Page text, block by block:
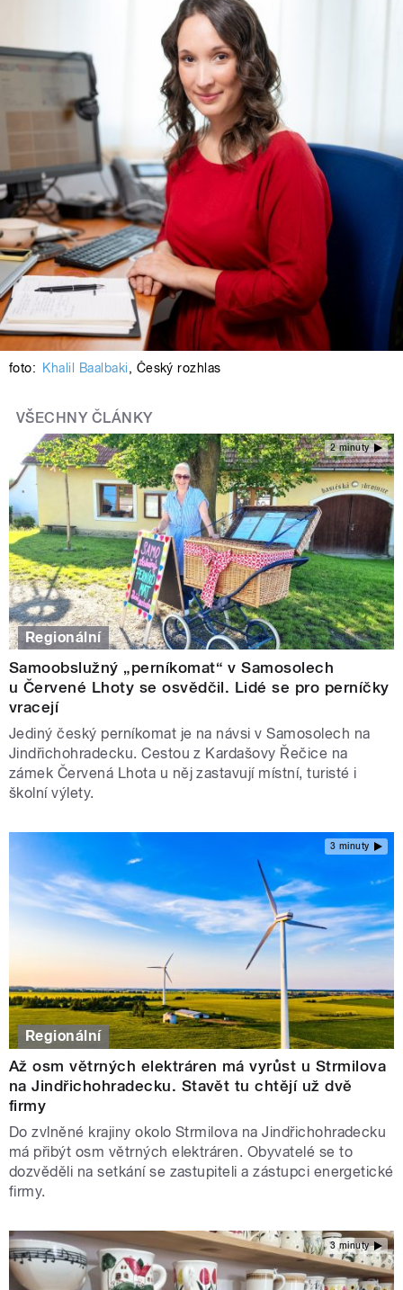
foto: Khalil Baalbaki, Český rozhlas
VŠECHNY ČLÁNKY
2 minuty
Regionální
Samoobslužný „perníkomat“ v Samosolech
u Červené Lhoty se osvědčil. Lidé se pro perníčky
vracejí
Jediný český perníkomat je na návsi v Samosolech na
Jindřichohradecku. Cestou z Kardašovy Řečice na
zámek Červená Lhota u něj zastavují místní, turisté i
školní výlety.
3 minuty
Regionální
Až osm větrných elektráren má vyrůst u Strmilova
na Jindřichohradecku. Stavět tu chtějí už dvě
firmy
Do zvlněné krajiny okolo Strmilova na Jindřichohradecku
má přibýt osm větrných elektráren. Obyvatelé se to
dozvěděli na setkání se zastupiteli a zástupci energetické
firmy.
3 minuty